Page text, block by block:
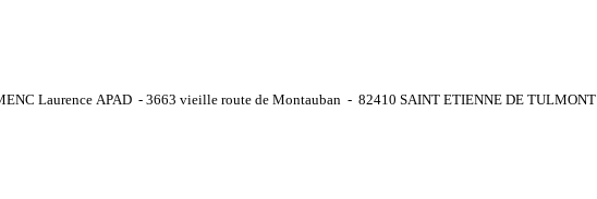
Laurence APAD - 3663 vieille route de Montauban - 82410 SAINT ETIENNE DE TULMONT